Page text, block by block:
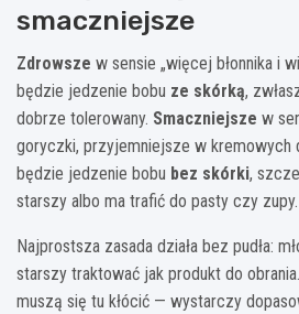
smaczniejsze
Zdrowsze w sensie „więcej błonnika i
będzie jedzenie bobu ze skórką,
dobrze tolerowany. Smaczniejsze w
goryczki, przyjemniejsze w kremowych
będzie jedzenie bobu bez skórki,
starszy albo ma trafić do pasty czy zupy.
Najprostsza zasada działa bez pudła:
starszy traktować jak produkt do
muszą się tu kłócić — wystarczy